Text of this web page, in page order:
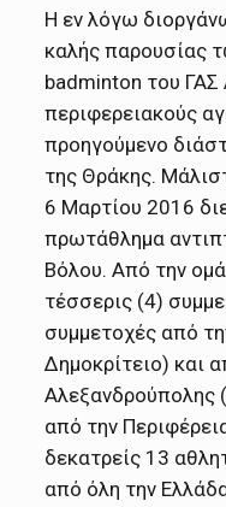
Η εν λόγω
καλής παρουσίας
badminton του
περιφερειακούς
προηγούμενο
της Θράκης.
6 Μαρτίου 2016
πρωτάθλημα
Βόλου. Από την
τέσσερις (4)
συμμετοχές από
Δημοκρίτειο) και
Αλεξανδρούπολης
από την
δεκατρείς 13
από όλη την